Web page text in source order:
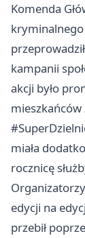
Komenda
kryminalnego
kampanii
akcji było
miała
rocznicę
edycji na
przebił